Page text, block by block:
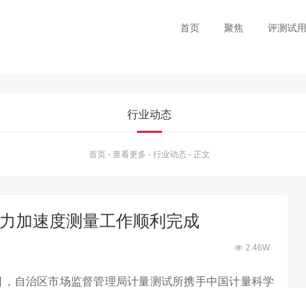
首页 聚焦 评测试用
行业动态
首页 - 查看更多 - 行业动态 - 正文
加速度测量工作顺利完成
2.46W
自治区市场监督管理局计量测试所携手中国计量科学